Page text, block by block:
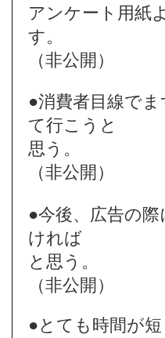
アンケート用紙
す。
（非公開）
●消費者目線で
て行こうと
思う。
（非公開）
●今後、広告の
ければ
と思う。
（非公開）
●とても時間が